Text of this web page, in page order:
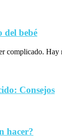
del bebé
complicado.
Consejos
hacer?